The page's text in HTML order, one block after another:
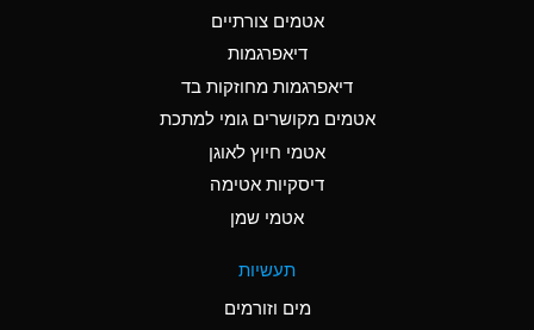
Ammonia Anhydrous
A
Ammonia Gas (cold)
A
Ammonia Gas (hot)
אטמים צורתיים
דיאפרגמות
דיאפרגמות מחוזקות בד
אטמים מקושרים גומי למתכת
אטמי חיוץ לאוגן
דיסקיות אטימה
אטמי שמן
תעשיות
מים וזורמים